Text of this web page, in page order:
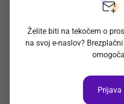
Operater na žični
Podjetje Šumer d.o.o. pokriva
industrije.
6. 9. 2026 Še